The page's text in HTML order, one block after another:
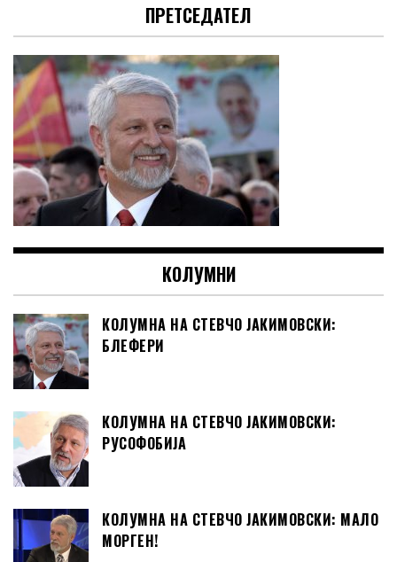
ПРЕТСЕДАТЕЛ
КОЛУМНИ
КОЛУМНА НА СТЕВЧО ЈАКИМОВСКИ:
БЛЕФЕРИ
КОЛУМНА НА СТЕВЧО ЈАКИМОВСКИ:
РУСОФОБИЈА
КОЛУМНА НА СТЕВЧО ЈАКИМОВСКИ: МАЛО
МОРГЕН!